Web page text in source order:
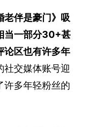
老伴是豪门》吸
当一部分30+甚
区也有许多年
社交媒体账号迎
许多年轻粉丝的